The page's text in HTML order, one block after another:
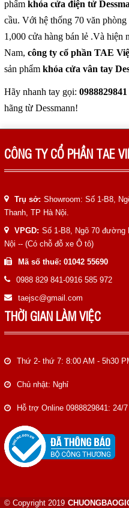
phẩm khóa cửa điện tử
cầu. Với hệ thống 70 văn
1,000 cửa hàng bán lẻ .Và hiện
Nam, công ty cổ phần TAE
sản phẩm khóa cửa vân tay
Hãy nhanh tay gọi: 0988829841
hãng từ Dessmann!
CÔNG TY CỔ PHẦN TAE
Trụ sở: Showroom: Số 1-B8,
Thanh, TP Hà Nội.
VPGD: Số 1-B8, Ngõ 70 đường
Nội -- (Có chỗ đỗ xe Ô tô)
Mã số thuế: 01042 55690
0988 829 841-0916 585 972
taejsc@gmail.com
THỜI GIAN LÀM VIỆC
Thứ 2- thứ 7: 8:00 AM - 5h30
Chủ nhật: Nghỉ
Hỗ trợ Online 0988829841: 24/7
© Copyright 2019
HotLine
0988829841
Email
taejsc@gmail.com
©COPYRIGHT 2019. ALL RIGHTS